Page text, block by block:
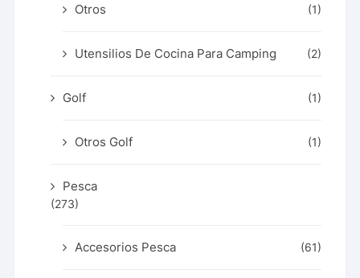
Otros (1)
Utensilios De Cocina Para Camping (2)
Golf (1)
Otros Golf (1)
Pesca
(273)
Accesorios Pesca (61)